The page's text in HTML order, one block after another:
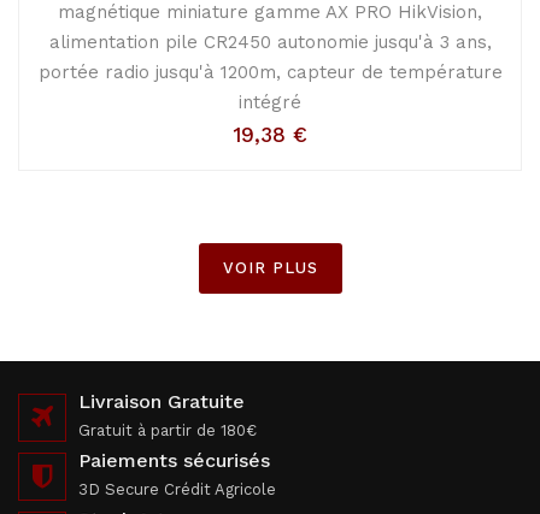
magnétique miniature gamme AX PRO HikVision,
alimentation pile CR2450 autonomie jusqu'à 3 ans,
portée radio jusqu'à 1200m, capteur de température
intégré
19,38 €
VOIR PLUS
Livraison Gratuite
Gratuit à partir de 180€
Paiements sécurisés
3D Secure Crédit Agricole